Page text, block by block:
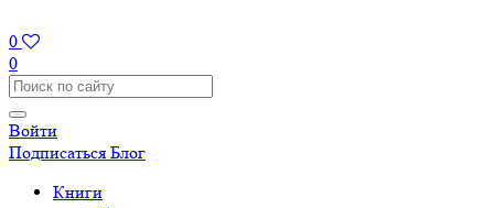
0
0
Войти
Подписаться Блог
Книги